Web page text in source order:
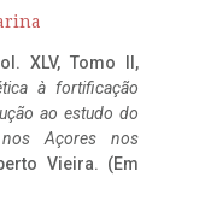
XLV, Tomo II,
à fortificação
ao estudo do
Açores nos
Vieira. (Em